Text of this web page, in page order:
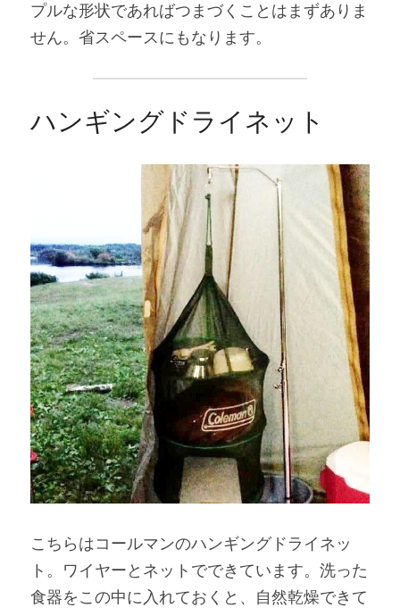
プルな形状であればつまづくことはまずありま
せん。省スペースにもなります。
ハンギングドライネット
こちらはコールマンのハンギングドライネッ
ト。ワイヤーとネットでできています。洗った
食器をこの中に入れておくと、自然乾燥できて